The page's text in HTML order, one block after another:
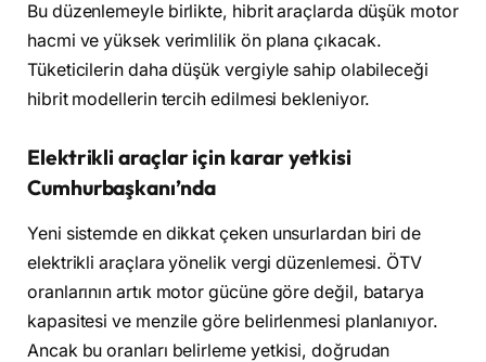
Bu düzenlemeyle birlikte, hibrit araçlarda düşük motor
hacmi ve yüksek verimlilik ön plana çıkacak.
Tüketicilerin daha düşük vergiyle sahip olabileceği
hibrit modellerin tercih edilmesi bekleniyor.
Elektrikli araçlar için karar yetkisi
Cumhurbaşkanı’nda
Yeni sistemde en dikkat çeken unsurlardan biri de
elektrikli araçlara yönelik vergi düzenlemesi. ÖTV
oranlarının artık motor gücüne göre değil, batarya
kapasitesi ve menzile göre belirlenmesi planlanıyor.
Ancak bu oranları belirleme yetkisi, doğrudan